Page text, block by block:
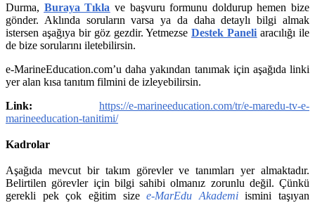
Durma, Buraya Tıkla ve başvuru formunu doldurup hemen bize
gönder. Aklında soruların varsa ya da daha detaylı bilgi almak
istersen aşağıya bir göz gezdir. YetmezseDestek Paneli aracılığı ile
de bize sorularını iletebilirsin.
e-MarineEducation.com’u daha yakından tanımak için aşağıda linki
yer alan kısa tanıtım filmini de izleyebilirsin.
Link: https://e-marineeducation.com/tr/e-maredu-tv-e-
marineeducation-tanitimi/
Kadrolar
Aşağıda mevcut bir takım görevler ve tanımları yer almaktadır.
Belirtilen görevler için bilgi sahibi olmanız zorunlu değil. Çünkü
gerekli pek çok eğitim sizee-MarEdu Akademiismini taşıyan